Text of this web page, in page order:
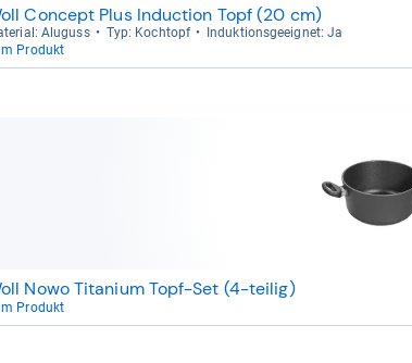
Concept Plus Induction Topf (20 cm)
Alu­guss Typ: Koch­topf
Induk­ti­ons­ge­eig­net: Ja
Produkt
Nowo Titanium Topf-Set (4-teilig)
Produkt